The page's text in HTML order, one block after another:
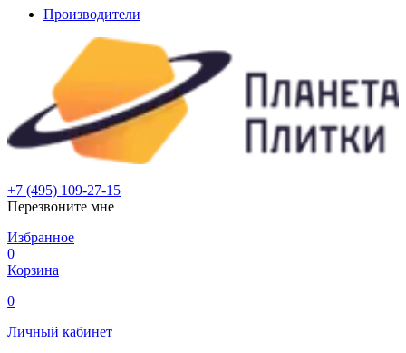
Производители
+7 (495) 109-27-15
Перезвоните мне
Избранное
0
Корзина
0
Личный кабинет